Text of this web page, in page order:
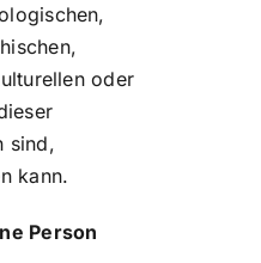
oder
sind,
kann.
Person